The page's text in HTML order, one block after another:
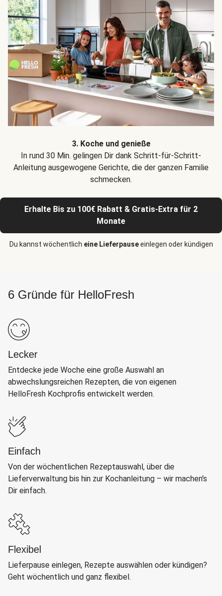
3. Koche und genieße
In rund 30 Min. gelingen Dir dank Schritt-für-Schritt-
Anleitung ausgewogene Gerichte, die der ganzen Familie
schmecken.
Erhalte Bis zu 100€ Rabatt & Gratis-Extra für 2
Monate
Du kannst wöchentlich eine Lieferpauseeinlegen oder kündigen
6 Gründe für HelloFresh
Lecker
Entdecke jede Woche eine große Auswahl an
abwechslungsreichen Rezepten, die von eigenen
HelloFresh Kochprofis entwickelt werden.
Einfach
Von der wöchentlichen Rezeptauswahl, über die
Lieferverwaltung bis hin zur Kochanleitung – wir machen's
Dir einfach.
Flexibel
Lieferpause einlegen, Rezepte auswählen oder kündigen?
Geht wöchentlich und ganz flexibel.